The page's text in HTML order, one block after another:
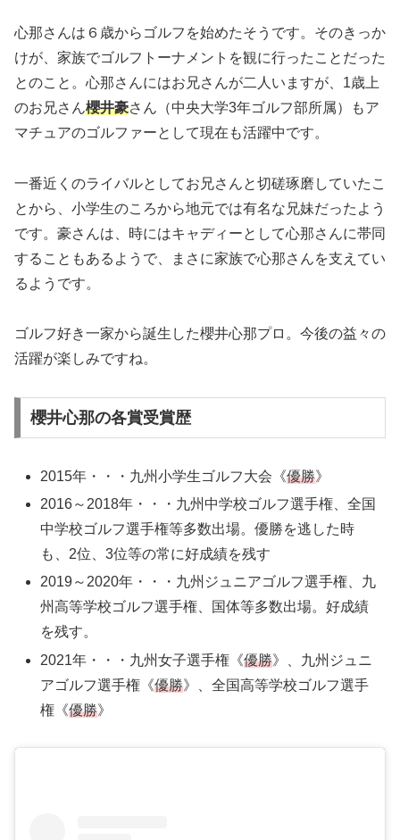
心那さんは６歳からゴルフを始めたそうです。そのきっか
けが、家族でゴルフトーナメントを観に行ったことだった
とのこと。心那さんにはお兄さんが二人いますが、1歳上
のお兄さん櫻井豪さん（中央大学3年ゴルフ部所属）もア
マチュアのゴルファーとして現在も活躍中です。
一番近くのライバルとしてお兄さんと切磋琢磨していたこ
とから、小学生のころから地元では有名な兄妹だったよう
です。豪さんは、時にはキャディーとして心那さんに帯同
することもあるようで、まさに家族で心那さんを支えてい
るようです。
ゴルフ好き一家から誕生した櫻井心那プロ。今後の益々の
活躍が楽しみですね。
櫻井心那の各賞受賞歴
2015年・・・九州小学生ゴルフ大会《優勝》
2016～2018年・・・九州中学校ゴルフ選手権、全国
中学校ゴルフ選手権等多数出場。優勝を逃した時
も、2位、3位等の常に好成績を残す
2019～2020年・・・九州ジュニアゴルフ選手権、九
州高等学校ゴルフ選手権、国体等多数出場。好成績
を残す。
2021年・・・九州女子選手権《優勝》、九州ジュニ
アゴルフ選手権《優勝》、全国高等学校ゴルフ選手
権《優勝》